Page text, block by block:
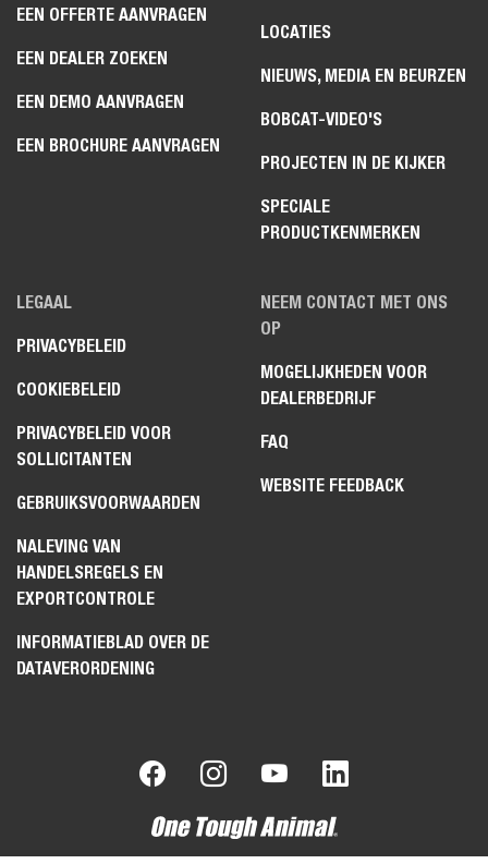
EEN OFFERTE AANVRAGEN
EEN DEALER ZOEKEN
EEN DEMO AANVRAGEN
EEN BROCHURE AANVRAGEN
LOCATIES
NIEUWS, MEDIA EN BEURZEN
BOBCAT-VIDEO'S
PROJECTEN IN DE KIJKER
SPECIALE
PRODUCTKENMERKEN
LEGAAL
PRIVACYBELEID
COOKIEBELEID
PRIVACYBELEID VOOR
SOLLICITANTEN
GEBRUIKSVOORWAARDEN
NALEVING VAN
HANDELSREGELS EN
EXPORTCONTROLE
INFORMATIEBLAD OVER DE
DATAVERORDENING
NEEM CONTACT MET ONS
OP
MOGELIJKHEDEN VOOR
DEALERBEDRIJF
FAQ
WEBSITE FEEDBACK